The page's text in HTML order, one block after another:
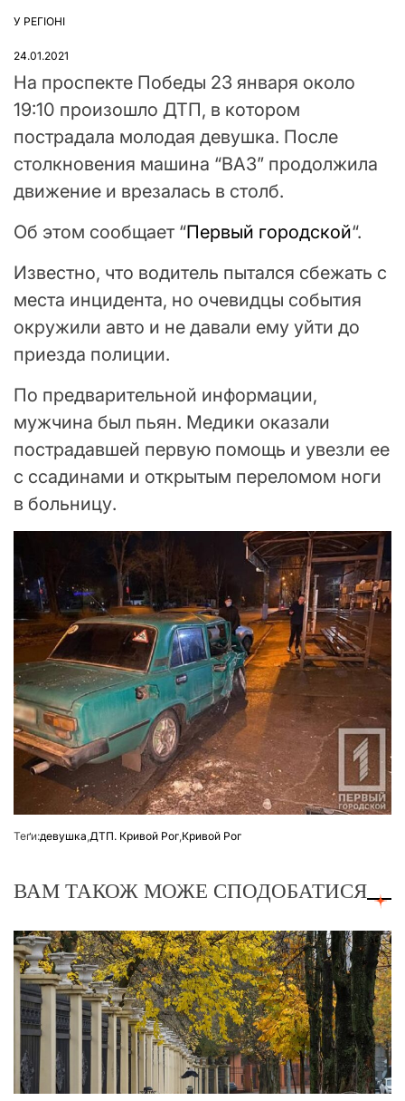
ОПУБЛІКУВАТИ
У РЕГІОНІ
24.01.2021
На проспекте Победы 23 января около
19:10 произошло ДТП, в котором
пострадала молодая девушка. После
столкновения машина “ВАЗ” продолжила
движение и врезалась в столб.
Об этом сообщает “Первый городской“.
Известно, что водитель пытался сбежать с
места инцидента, но очевидцы события
окружили авто и не давали ему уйти до
приезда полиции.
По предварительной информации,
мужчина был пьян. Медики оказали
пострадавшей первую помощь и увезли ее
с ссадинами и открытым переломом ноги
в больницу.
Теґи:девушка,ДТП. Кривой Рог,Кривой Рог
ВАМ ТАКОЖ МОЖЕ СПОДОБАТИСЯ